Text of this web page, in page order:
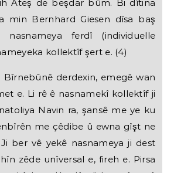
Ateş de beşdar bûm. Bi dîtina
min Bernhard Giesen dîsa baş
ferdî (individuelle
kollektîf şert e. (4)
Bîrnebûnê derdexin, emegê wan
e. Li rê ê nasnamekî kollektîf ji
Navin ra, şansê me ye ku
me çêdibe û ewna gîşt ne
ber vê yekê nasnameya ji dest
zêde unîversal e, fireh e. Pirsa